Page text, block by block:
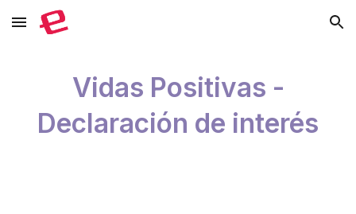
Skip to main content Skip to navigation
Vidas Positivas -
Declaración de interés